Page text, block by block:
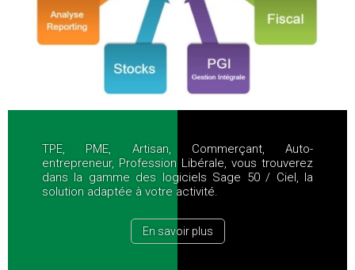
TPE, PME, Artisan, Commerçant, Auto-
entrepreneur, Profession Libérale, vous trouverez
dans la gamme des logiciels Sage 50 / Ciel, la
solution adaptée à votre activité.
En savoir plus